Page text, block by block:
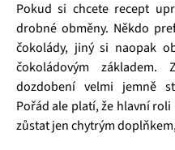
Pokud si chcete recept
drobné obměny. Někdo
čokolády, jiný si naopak
čokoládovým
dozdobení velmi jemně
Pořád ale platí, že hlavní
zůstat jen chytrým